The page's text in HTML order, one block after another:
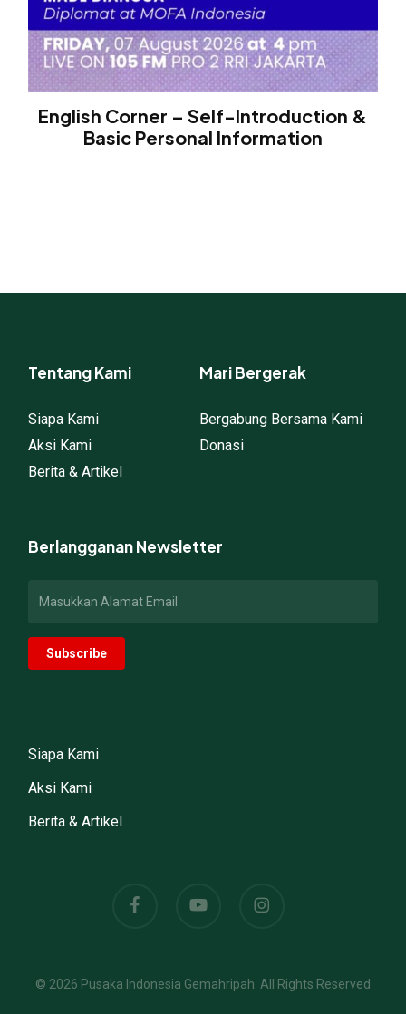
English Corner – Self-Introduction &
Basic Personal Information
Tentang Kami
Siapa Kami
Aksi Kami
Berita & Artikel
Mari Bergerak
Bergabung Bersama Kami
Donasi
Berlangganan Newsletter
Siapa Kami
Aksi Kami
Berita & Artikel
© 2026 Pusaka Indonesia Gemahripah. All Rights Reserved